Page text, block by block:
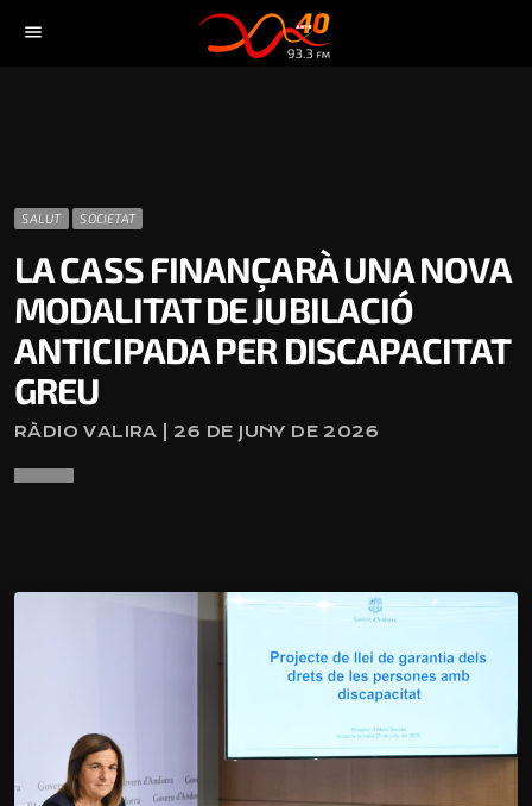
menu
SALUT SOCIETAT
LA CASS FINANÇARÀ UNA NOVA
MODALITAT DE JUBILACIÓ
ANTICIPADA PER DISCAPACITAT
GREU
RÀDIO VALIRA | 26 DE JUNY DE 2026